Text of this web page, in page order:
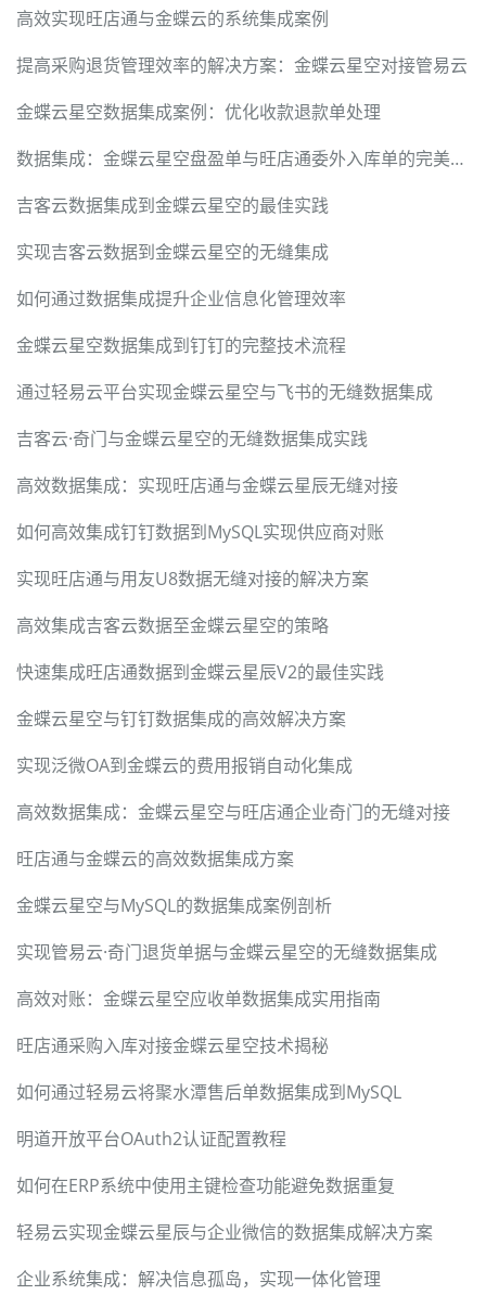
高效实现旺店通与金蝶云的系统集成案例
提高采购退货管理效率的解决方案：金蝶云星空对接管易云
金蝶云星空数据集成案例：优化收款退款单处理
数据集成：金蝶云星空盘盈单与旺店通委外入库单的完美对接
吉客云数据集成到金蝶云星空的最佳实践
实现吉客云数据到金蝶云星空的无缝集成
如何通过数据集成提升企业信息化管理效率
金蝶云星空数据集成到钉钉的完整技术流程
通过轻易云平台实现金蝶云星空与飞书的无缝数据集成
吉客云·奇门与金蝶云星空的无缝数据集成实践
高效数据集成：实现旺店通与金蝶云星辰无缝对接
如何高效集成钉钉数据到MySQL实现供应商对账
实现旺店通与用友U8数据无缝对接的解决方案
高效集成吉客云数据至金蝶云星空的策略
快速集成旺店通数据到金蝶云星辰V2的最佳实践
金蝶云星空与钉钉数据集成的高效解决方案
实现泛微OA到金蝶云的费用报销自动化集成
高效数据集成：金蝶云星空与旺店通企业奇门的无缝对接
旺店通与金蝶云的高效数据集成方案
金蝶云星空与MySQL的数据集成案例剖析
实现管易云·奇门退货单据与金蝶云星空的无缝数据集成
高效对账：金蝶云星空应收单数据集成实用指南
旺店通采购入库对接金蝶云星空技术揭秘
如何通过轻易云将聚水潭售后单数据集成到MySQL
明道开放平台OAuth2认证配置教程
如何在ERP系统中使用主键检查功能避免数据重复
轻易云实现金蝶云星辰与企业微信的数据集成解决方案
企业系统集成：解决信息孤岛，实现一体化管理